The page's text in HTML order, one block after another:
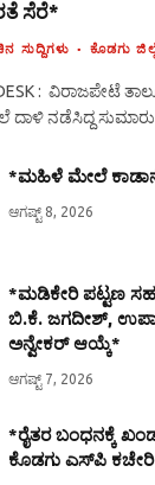
ಸೆರೆ*
ಸುದ್ದಿಗಳು ಕೊಡಗು
: ವಿರಾಜಪೇಟೆ
ದಾಳಿ ನಡೆಸಿದ್ದ
*ಮಹಿಳೆ ಮೇಲೆ
ಆಗಷ್ಟ್ 8, 2026
*ಮಡಿಕೇರಿ ಪಟ್ಟಣ
ಬಿ.ಕೆ. ಜಗದೀಶ್,
ಅನ್ವೇಕರ್ ಆಯ್ಕೆ*
ಆಗಷ್ಟ್ 7, 2026
*ರೈತರ ಬಂಧನಕ್ಕೆ
ಕೊಡಗು ಎಸ್‍ಪಿ ಕಚೇರಿ